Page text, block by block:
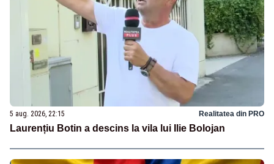
5 aug. 2026, 22:15 Realitatea din PRO
Laurențiu Botin a descins la vila lui Ilie Bolojan